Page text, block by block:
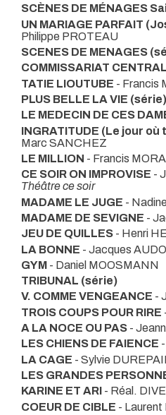
SCÈNES DE MÉNAGES
UN MARIAGE PARFAIT
Philippe PROTEAU
SCENES DE MENAGES
COMMISSARIAT
TATIE LIOUTUBE - Francis
PLUS BELLE LA VIE (série)
LE MEDECIN DE CES
INGRATITUDE (Le jour
Marc SANCHEZ
LE MILLION - Francis
CE SOIR ON IMPROVISE -
Théâtre ce soir
MADAME LE JUGE -
MADAME DE SEVIGNE -
JEU DE QUILLES - Henri
LA BONNE - Jacques
GYM - Daniel MOOSMANN
TRIBUNAL (série)
V. COMME VENGEANCE -
TROIS COUPS POUR RIRE
A LA NOCE OU PAS -
LES CHIENS DE FAIENCE
LA CAGE - Sylvie
LES GRANDES
KARINE ET ARI - Réal.
COEUR DE CIBLE -